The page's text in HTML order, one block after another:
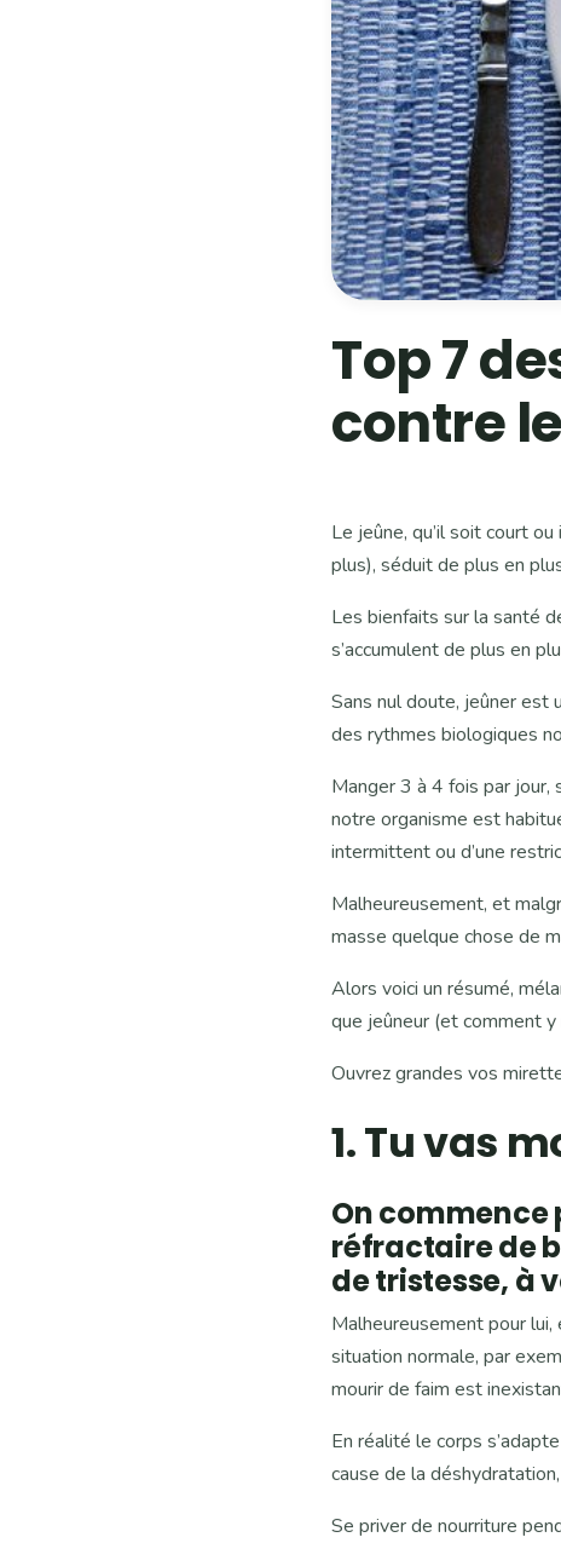
Top 7
contre
Le jeûne, qu’il soit court
plus), séduit de plus en
Les bienfaits sur la santé
s’accumulent de plus en
Sans nul doute, jeûner est
des rythmes biologiques
Manger 3 à 4 fois par jour,
notre organisme est
intermittent ou d’une
Malheureusement, et
masse quelque chose de
Alors voici un résumé,
que jeûneur (et comment y
Ouvrez grandes vos
1. Tu vas
On commence
réfractaire de
de tristesse, à
Malheureusement pour
situation normale, par
mourir de faim est
En réalité le corps
cause de la
Se priver de nourriture